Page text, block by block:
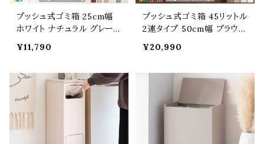
プッシュ式ゴミ箱 25cm幅
ホワイト ナチュラル グレージ
大理石調柄 無地 45リット
おすすめ おしゃれ 北欧 モ
ダン スタイリッシュ くずか
ご ごみ入れ 幅25cm 奥行
き30cm 高さ80cm プッシ
ュ扉 蓋付きゴミ箱 スリム
¥11,790
プッシュ式ゴミ箱 45リットル
2連タイプ 50cm幅 ブラウン
イト 木目柄 大理石柄 45L
ボックス くずかご ごみ入れ
プッシュ扉 2連 分別式ゴミ
箱 おすすめ おしゃれ 北欧
モダン 幅50cm 奥行き30c
¥20,990